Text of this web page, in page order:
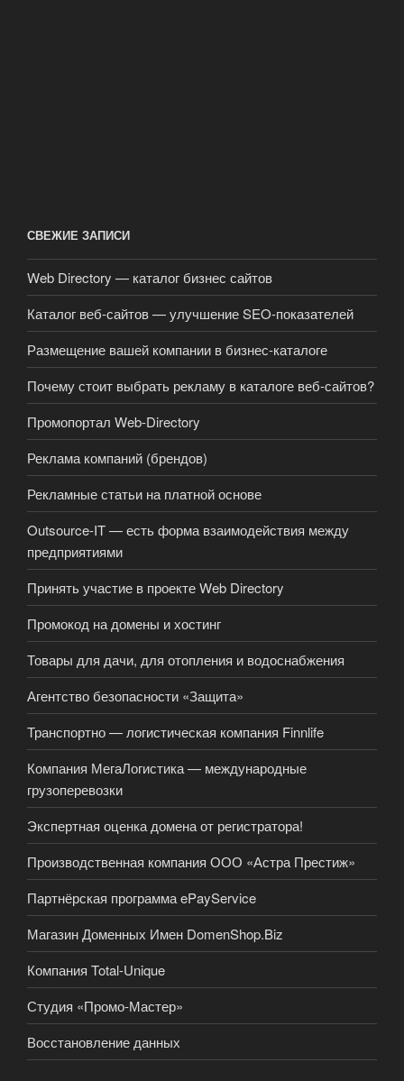
СВЕЖИЕ ЗАПИСИ
Web Directory — каталог бизнес сайтов
Каталог веб-сайтов — улучшение SEO-показателей
Размещение вашей компании в бизнес-каталоге
Почему стоит выбрать рекламу в каталоге веб-сайтов?
Промопортал Web-Directory
Реклама компаний (брендов)
Рекламные статьи на платной основе
Outsource-IT — есть форма взаимодействия между
предприятиями
Принять участие в проекте Web Directory
Промокод на домены и хостинг
Товары для дачи, для отопления и водоснабжения
Агентство безопасности «Защита»
Транспортно — логистическая компания Finnlife
Компания МегаЛогистика — международные
грузоперевозки
Экспертная оценка домена от регистратора!
Производственная компания ООО «Астра Престиж»
Партнёрская программа ePayService
Магазин Доменных Имен DomenShop.Biz
Компания Total-Unique
Студия «Промо-Мастер»
Восстановление данных